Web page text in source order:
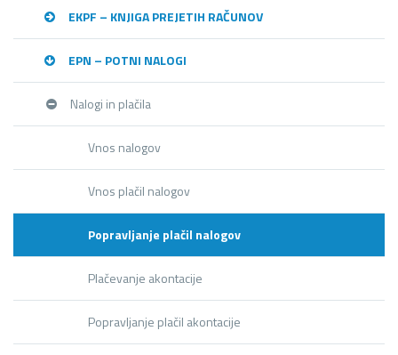
EKPF – KNJIGA PREJETIH RAČUNOV
EPN – POTNI NALOGI
Nalogi in plačila
Vnos nalogov
Vnos plačil nalogov
Popravljanje plačil nalogov
Plačevanje akontacije
Popravljanje plačil akontacije